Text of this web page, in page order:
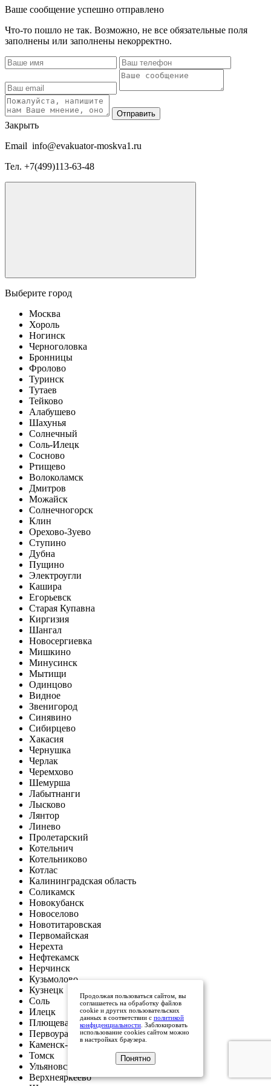
Ваше сообщение успешно отправлено
Что-то пошло не так. Возможно, не все обязательные поля
заполнены или заполнены некорректно.
Отправить
Закрыть
Email info@evakuator-moskva1.ru
Тел. +7(499)113-63-48
Выберите город
Москва
Хороль
Ногинск
Черноголовка
Бронницы
Фролово
Туринск
Тутаев
Тейково
Алабушево
Шахунья
Солнечный
Соль-Илецк
Сосново
Ртищево
Волоколамск
Дмитров
Можайск
Солнечногорск
Клин
Орехово-Зуево
Ступино
Дубна
Пущино
Электроугли
Кашира
Егорьевск
Старая Купавна
Киргизия
Шангал
Новосергиевка
Мишкино
Минусинск
Мытищи
Одинцово
Видное
Звенигород
Синявино
Сибирцево
Хакасия
Чернушка
Черлак
Черемхово
Шемурша
Лабытнанги
Лысково
Лянтор
Линево
Пролетарский
Котельнич
Котельниково
Котлас
Калининградская область
Соликамск
Новокубанск
Новоселово
Новотитаровская
Первомайская
Нерехта
Нефтекамск
Нерчинск
Кузьмолово
Кузнецк
Соль
Илецк
Плющева
Первоуральск
Каменск-Шахтинский
Томск
Ульяновск
Верхнеяркеево
Продолжая пользоваться сайтом, вы
соглашаетесь на обработку файлов
cookie и других пользовательских
данных в соответствии с политикой
конфиденциальности . Заблокировать
использование cookies сайтом можно
в настройках браузера.
Понятно